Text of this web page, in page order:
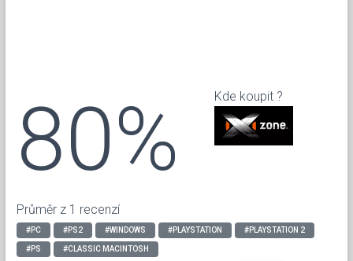
80%
Průměr z 1 recenzí
Kde koupit ?
#PC #PS2 #WINDOWS #PLAYSTATION #PLAYSTATION 2
#PS #CLASSIC MACINTOSH